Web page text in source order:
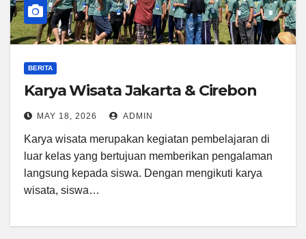
BERITA
Karya Wisata Jakarta & Cirebon
MAY 18, 2026 ADMIN
Karya wisata merupakan kegiatan pembelajaran di
luar kelas yang bertujuan memberikan pengalaman
langsung kepada siswa. Dengan mengikuti karya
wisata, siswa…